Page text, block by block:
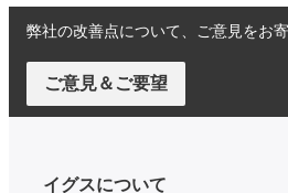
弊社の改善点について、ご意見をお寄
ご意見＆ご要望
イグスについて